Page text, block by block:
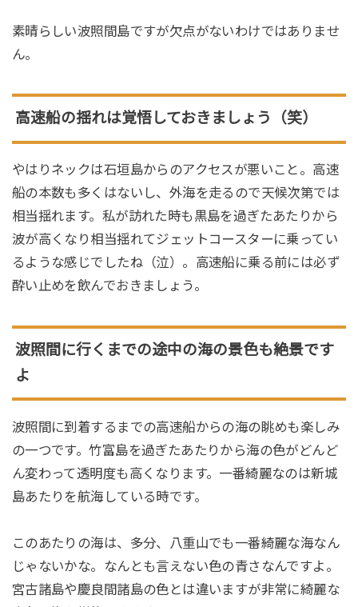
素晴らしい波照間島ですが欠点がないわけではありませ
ん。
高速船の揺れは覚悟しておきましょう（笑）
やはりネックは石垣島からのアクセスが悪いこと。高速
船の本数も多くはないし、外海を走るので天候次第では
相当揺れます。私が訪れた時も黒島を過ぎたあたりから
波が高くなり相当揺れてジェットコースターに乗ってい
るような感じでしたね（泣）。高速船に乗る前には必ず
酔い止めを飲んでおきましょう。
波照間に行くまでの途中の海の景色も絶景です
よ
波照間に到着するまでの高速船からの海の眺めも楽しみ
の一つです。竹富島を過ぎたあたりから海の色がどんど
ん変わって透明度も高くなります。一番綺麗なのは新城
島あたりを航海している時です。
このあたりの海は、多分、八重山でも一番綺麗な海なん
じゃないかな。なんとも言えない色の青さなんですよ。
宮古諸島や慶良間諸島の色とは違いますが非常に綺麗な